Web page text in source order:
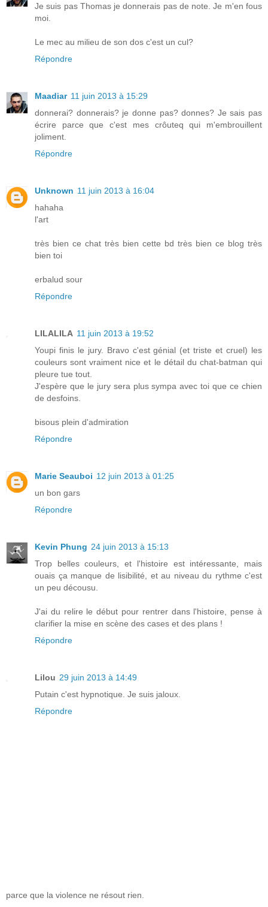
Je suis pas Thomas je donnerais pas de note. Je m'en fous
moi.
Le mec au milieu de son dos c'est un cul?
Répondre
Maadiar 11 juin 2013 à 15:29
donnerai? donnerais? je donne pas? donnes? Je sais pas
écrire parce que c'est mes crôuteq qui m'embrouillent
joliment.
Répondre
Unknown 11 juin 2013 à 16:04
hahaha
l'art
très bien ce chat très bien cette bd très bien ce blog très
bien toi
erbalud sour
Répondre
LILALILA 11 juin 2013 à 19:52
Youpi finis le jury. Bravo c'est génial (et triste et cruel) les
couleurs sont vraiment nice et le détail du chat-batman qui
pleure tue tout.
J'espère que le jury sera plus sympa avec toi que ce chien
de desfoins.
bisous plein d'admiration
Répondre
Marie Seauboi 12 juin 2013 à 01:25
un bon gars
Répondre
Kevin Phung 24 juin 2013 à 15:13
Trop belles couleurs, et l'histoire est intéressante, mais
ouais ça manque de lisibilité, et au niveau du rythme c'est
un peu décousu.
J'ai du relire le début pour rentrer dans l'histoire, pense à
clarifier la mise en scène des cases et des plans !
Répondre
Lilou 29 juin 2013 à 14:49
Putain c'est hypnotique. Je suis jaloux.
Répondre
parce que la violence ne résout rien.